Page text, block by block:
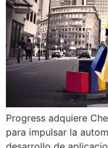
Progress adquiere
para impulsar la